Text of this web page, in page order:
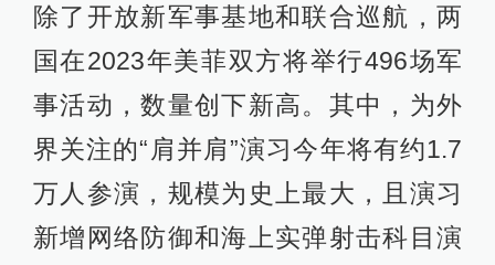
除了开放新军事基地和联合巡航，两
国在2023年美菲双方将举行496场军
事活动，数量创下新高。其中，为外
界关注的“肩并肩”演习今年将有约1.7
万人参演，规模为史上最大，且演习
新增网络防御和海上实弹射击科目演